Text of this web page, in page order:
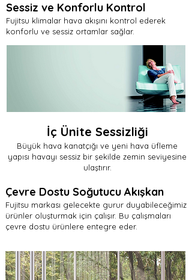
Sessiz ve Konforlu Kontrol
Fujitsu klimalar hava akışını kontrol ederek
konforlu ve sessiz ortamlar sağlar.
İç Ünite Sessizliği
Büyük hava kanatçığı ve yeni hava üfleme
yapısı havayı sessiz bir şekilde zemin seviyesine
ulaştırır.
Çevre Dostu Soğutucu Akışkan
Fujitsu markası gelecekte gurur duyabileceğimiz
ürünler oluşturmak için çalışır. Bu çalışmaları
çevre dostu ürünlere entegre eder.